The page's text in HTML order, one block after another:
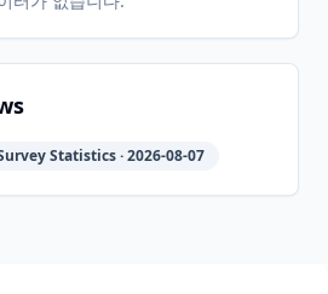
2014-05-
2026-
2026-
24
05-30
05-30
Statistics · 2026-08-07